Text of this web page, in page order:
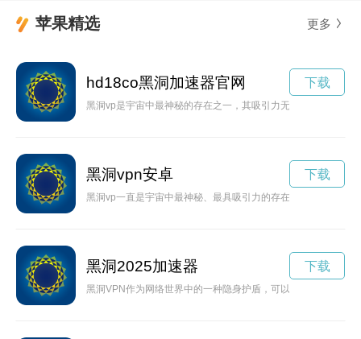
苹果精选 更多
hd18co黑洞加速器官网
黑洞vp是宇宙中最神秘的存在之一，其吸引力无法想象，让人
下载
黑洞vpn安卓
黑洞vp一直是宇宙中最神秘、最具吸引力的存在之一。有着强
下载
黑洞2025加速器
黑洞VPN作为网络世界中的一种隐身护盾，可以有效保护用户
下载